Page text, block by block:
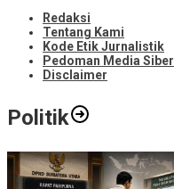
Redaksi
Tentang Kami
Kode Etik Jurnalistik
Pedoman Media Siber
Disclaimer
Politik